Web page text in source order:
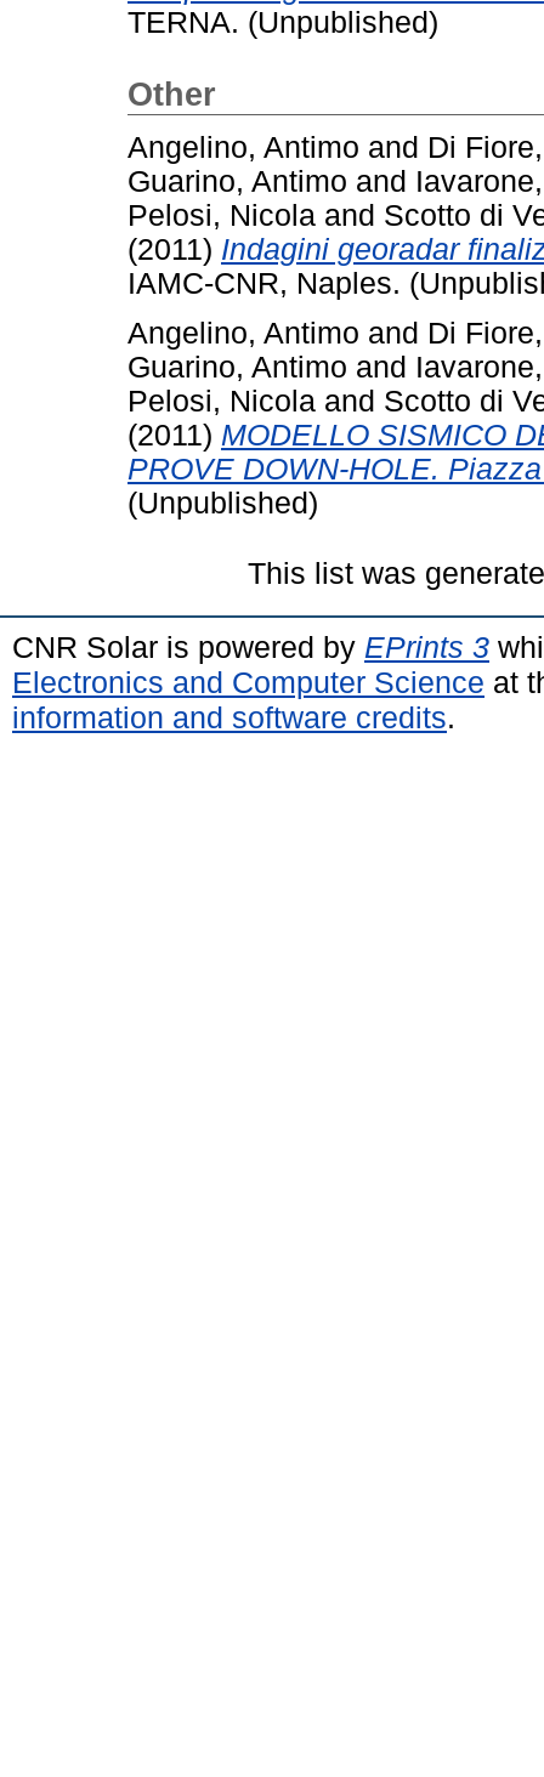
TERNA. (Unpublished)
Other
Angelino, Antimo and Di
Guarino, Antimo and
Pelosi, Nicola and Scotto di
(2011) Indagini georadar
IAMC-CNR, Naples.
Angelino, Antimo and Di
Guarino, Antimo and
Pelosi, Nicola and Scotto di
(2011) MODELLO SISMICO
PROVE DOWN-HOLE.
(Unpublished)
This list was
CNR Solar is powered by EPrints 3
Electronics and Computer Science at
information and software credits.